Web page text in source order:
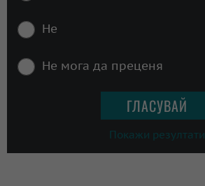
Не
Не мога да преценя
Покажи резултати